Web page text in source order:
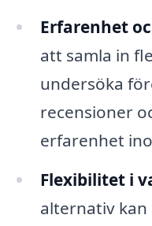
Erfarenhet
att samla in
undersöka
recensioner
erfarenhet
Flexibilitet i
alternativ kan